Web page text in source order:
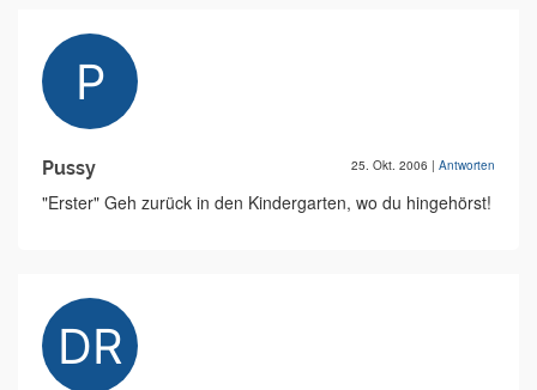
Pussy 25. Okt. 2006 | Antworten
"Erster" Geh zurück in den Kindergarten, wo du hingehörst!